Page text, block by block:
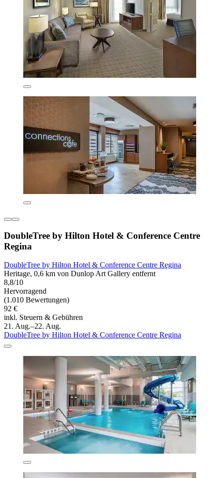
DoubleTree by Hilton Hotel & Conference Centre
Regina
DoubleTree by Hilton Hotel & Conference Centre Regina
Heritage, 0,6 km von Dunlop Art Gallery entfernt
8,8/10
Hervorragend
(1.010 Bewertungen)
92 €
inkl. Steuern & Gebühren
21. Aug.–22. Aug.
DoubleTree by Hilton Hotel & Conference Centre Regina